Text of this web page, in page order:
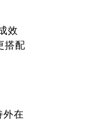
效
搭配
外在